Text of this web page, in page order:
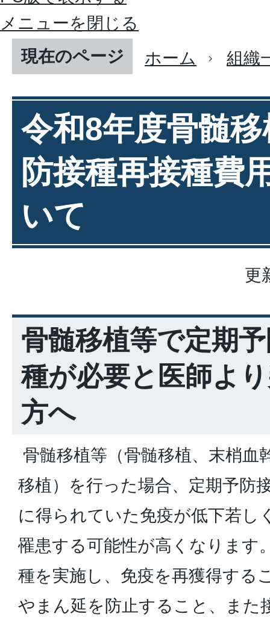
メニューを閉じる
現在のページ
ホーム 組織
令和8年度骨髄
防接種再接種費
いて
更
骨髄移植等で定期
種が必要と医師よ
方へ
骨髄移植等（骨髄移植、末梢血
移植）を行った場合、定期予防
に得られていた免疫が低下若し
罹患する可能性が高くなります
種を実施し、免疫を再獲得する
やまん延を防止すること、また